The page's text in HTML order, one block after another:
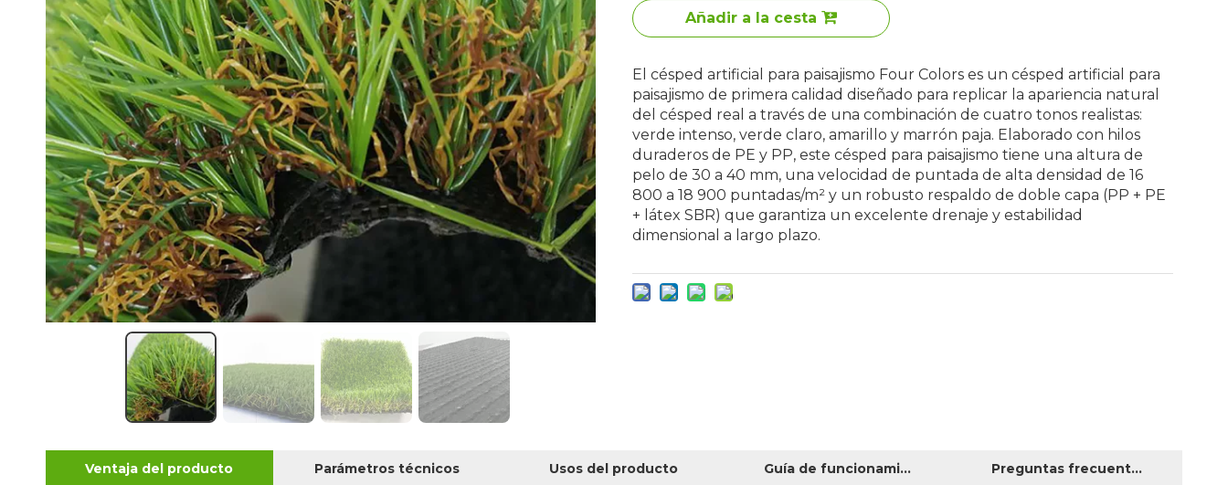
Añadir a la cesta
El césped artificial para paisajismo Four Colors es un césped artificial para
paisajismo de primera calidad diseñado para replicar la apariencia natural
del césped real a través de una combinación de cuatro tonos realistas:
verde intenso, verde claro, amarillo y marrón paja. Elaborado con hilos
duraderos de PE y PP, este césped para paisajismo tiene una altura de
pelo de 30 a 40 mm, una velocidad de puntada de alta densidad de 16
800 a 18 900 puntadas/m² y un robusto respaldo de doble capa (PP + PE
+ látex SBR) que garantiza un excelente drenaje y estabilidad
dimensional a largo plazo.
Ventaja del producto Parámetros técnicos Usos del producto Guía de funcionamiento del producto Preguntas frecuentes